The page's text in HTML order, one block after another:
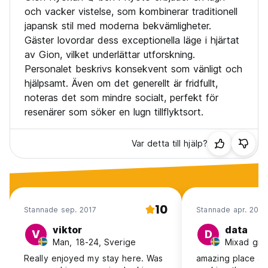
translated from original language)
och vacker vistelse, som kombinerar traditionell
japansk stil med moderna bekvämligheter.
Gäster lovordar dess exceptionella läge i hjärtat
av Gion, vilket underlättar utforskning.
Personalet beskrivs konsekvent som vänligt och
hjälpsamt. Även om det generellt är fridfullt,
noteras det som mindre socialt, perfekt för
resenärer som söker en lugn tillflyktsort.
Var detta till hjälp?
Stannade sep. 2017 10
V viktor
Man, 18-24, Sverige
Really enjoyed my stay here. Was
Stannade apr. 2015
D data
amazing place